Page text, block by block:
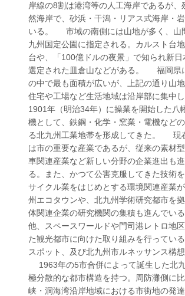
岸線の8割は港湾等の人工海岸であるが、
然海岸で、砂浜・干潟・リアス式海岸・
いる。 市域の南側には山地が多く、山
九州国定公園に指定される。カルスト台
台や、「100億ドルの夜景」で知られ新日
選定された皿倉山などがある。 福岡県
の中で最も面積が広いが、上記の通り山地
住宅や工場など生活地域は沿岸部に集中
1901年（明治34年）に操業を開始した八
機として、鉄鋼・化学・窯業・電機など
る北九州工業地帯を形成してきた。 現
は市の重要な産業であるが、従来の素材
車関連産業など新しい分野の企業進出も
る。また、かつて公害克服してきた技術
サイクル業をはじめとする環境関連産業
州エコタウンや、北九州学術研究都市を
体関連企業の研究機関の集積も進んで
他、スペースワールドや門司港レトロ地
た観光都市に向けた取り組みを行ってい
スポット、及び北九州市ルネッサンス構想
1963年の5市合併によって誕生した北
極分散的な都市構造を持つ。周防灘側に
峡・洞海湾沿岸地域における市街地の発